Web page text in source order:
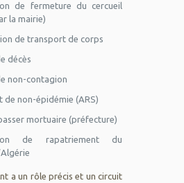
de fermeture du cercueil
la mairie)
de transport de corps
décès
non-contagion
de non-épidémie (ARS)
mortuaire (préfecture)
de rapatriement du
a un rôle précis et un circuit